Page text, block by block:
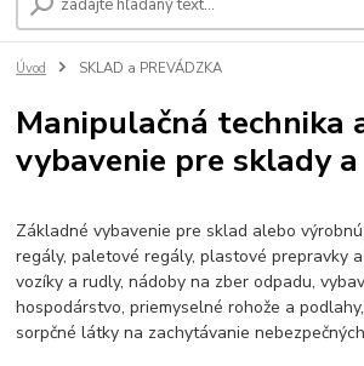
Úvod SKLAD a PREVÁDZKA
Manipulačná technika
vybavenie pre sklady
Základné vybavenie pre sklad alebo
regály, paletové regály, plastové prepravky
vozíky a rudly, nádoby na zber odpadu,
hospodárstvo, priemyselné rohože a
sorpčné látky na zachytávanie